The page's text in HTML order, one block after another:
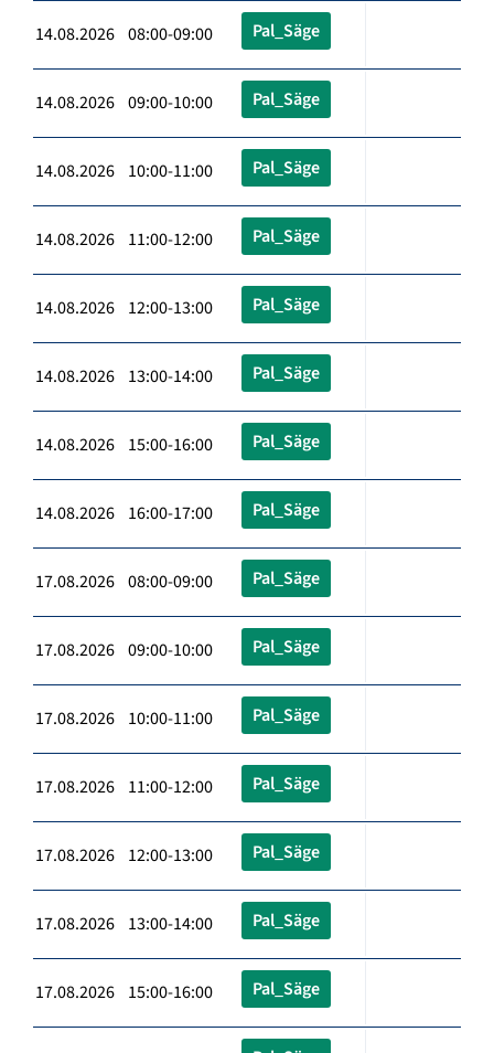
14.08.2026 08:00-09:00 Pal_Säge
14.08.2026 09:00-10:00 Pal_Säge
14.08.2026 10:00-11:00 Pal_Säge
14.08.2026 11:00-12:00 Pal_Säge
14.08.2026 12:00-13:00 Pal_Säge
14.08.2026 13:00-14:00 Pal_Säge
14.08.2026 15:00-16:00 Pal_Säge
14.08.2026 16:00-17:00 Pal_Säge
17.08.2026 08:00-09:00 Pal_Säge
17.08.2026 09:00-10:00 Pal_Säge
17.08.2026 10:00-11:00 Pal_Säge
17.08.2026 11:00-12:00 Pal_Säge
17.08.2026 12:00-13:00 Pal_Säge
17.08.2026 13:00-14:00 Pal_Säge
17.08.2026 15:00-16:00 Pal_Säge